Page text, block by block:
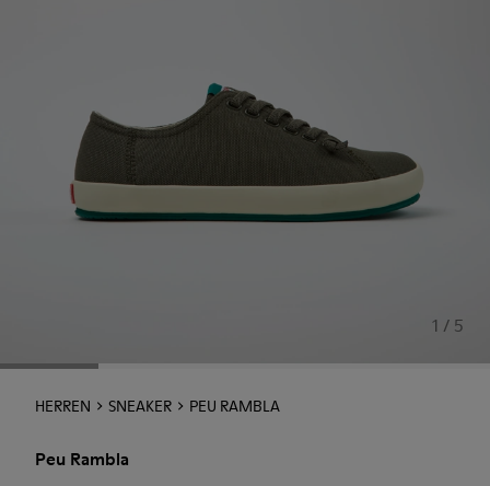
1 / 5
HERREN SNEAKER PEU RAMBLA
Peu Rambla